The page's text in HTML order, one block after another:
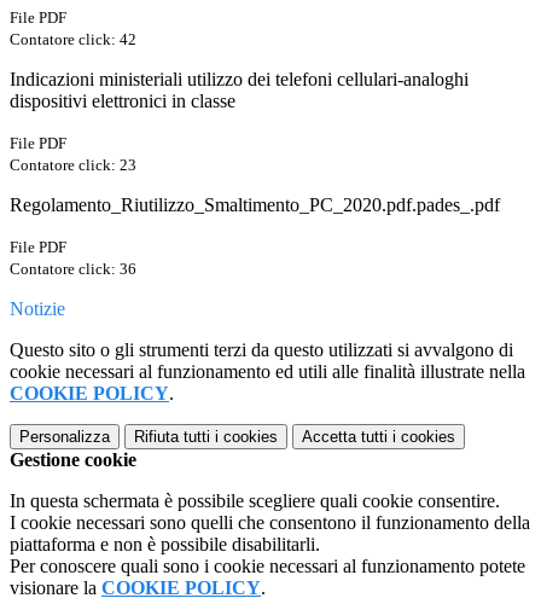
File PDF
Contatore click: 42
Indicazioni ministeriali utilizzo dei telefoni cellulari-analoghi
dispositivi elettronici in classe
File PDF
Contatore click: 23
Regolamento_Riutilizzo_Smaltimento_PC_2020.pdf.pades_.pdf
File PDF
Contatore click: 36
Notizie
Questo sito o gli strumenti terzi da questo utilizzati si avvalgono di
cookie necessari al funzionamento ed utili alle finalità illustrate nella
COOKIE POLICY.
Personalizza Rifiuta tutti i cookies Accetta tutti i cookies
Gestione cookie
In questa schermata è possibile scegliere quali cookie consentire.
I cookie necessari sono quelli che consentono il funzionamento della
piattaforma e non è possibile disabilitarli.
Per conoscere quali sono i cookie necessari al funzionamento potete
visionare la COOKIE POLICY.